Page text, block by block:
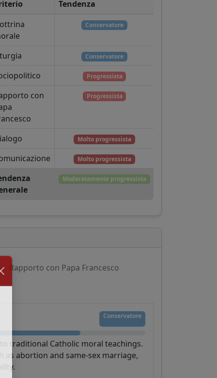
Tendenza
Conservatore
Conservatore
Progressista
con
Progressista
Molto progressista
Molto progressista
Moderatamente progressista
Rapporto con Papa Francesco
Conservatore
traditional Catholic moral teachings.
as abortion and same-sex marriage,